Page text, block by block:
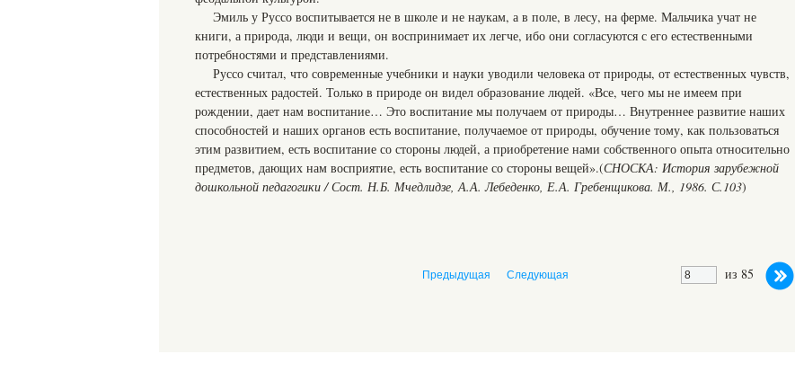
Эмиль у Руссо воспитывается не в школе и не наукам, а в поле, в лесу, на ферме. Мальчика учат не
книги, а природа, люди и вещи, он воспринимает их легче, ибо они согласуются с его естественными
потребностями и представлениями.
Руссо считал, что современные учебники и науки уводили человека от природы, от естественных чувств,
естественных радостей. Только в природе он видел образование людей. «Все, чего мы не имеем при
рождении, дает нам воспитание… Это воспитание мы получаем от природы… Внутреннее развитие наших
способностей и наших органов есть воспитание, получаемое от природы, обучение тому, как пользоваться
этим развитием, есть воспитание со стороны людей, а приобретение нами собственного опыта относительно
предметов, дающих нам восприятие, есть воспитание со стороны вещей».(СНОСКА: История зарубежной
дошкольной педагогики / Сост. Н.Б. Мчедлидзе, А.А. Лебеденко, Е.А. Гребенщикова. М., 1986. С.103)
из 85
Предыдущая Следующая